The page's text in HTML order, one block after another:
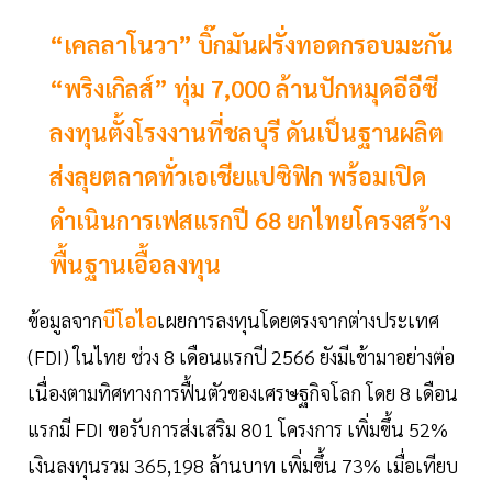
“เคลลาโนวา” บิ๊กมันฝรั่งทอดกรอบมะกัน
“พริงเกิลส์” ทุ่ม 7,000 ล้านปักหมุดอีอีซี
ลงทุนตั้งโรงงานที่ชลบุรี ดันเป็นฐานผลิต
ส่งลุยตลาดทั่วเอเชียแปซิฟิก พร้อมเปิด
ดำเนินการเฟสแรกปี 68 ยกไทยโครงสร้าง
พื้นฐานเอื้อลงทุน
ข้อมูลจากบีโอไอเผยการลงทุนโดยตรงจากต่างประเทศ
(FDI) ในไทย ช่วง 8 เดือนแรกปี 2566 ยังมีเข้ามาอย่างต่อ
เนื่องตามทิศทางการฟื้นตัวของเศรษฐกิจโลก โดย 8 เดือน
แรกมี FDI ขอรับการส่งเสริม 801 โครงการ เพิ่มขึ้น 52%
เงินลงทุนรวม 365,198 ล้านบาท เพิ่มขึ้น 73% เมื่อเทียบ